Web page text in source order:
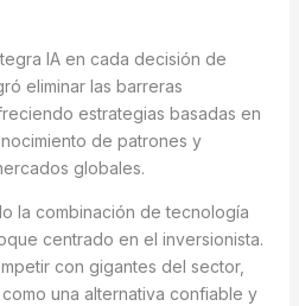
IA en cada decisión de
eliminar las barreras
estrategias basadas en
de patrones y
globales.
la combinación de tecnología
centrado en el inversionista.
con gigantes del sector,
una alternativa confiable y